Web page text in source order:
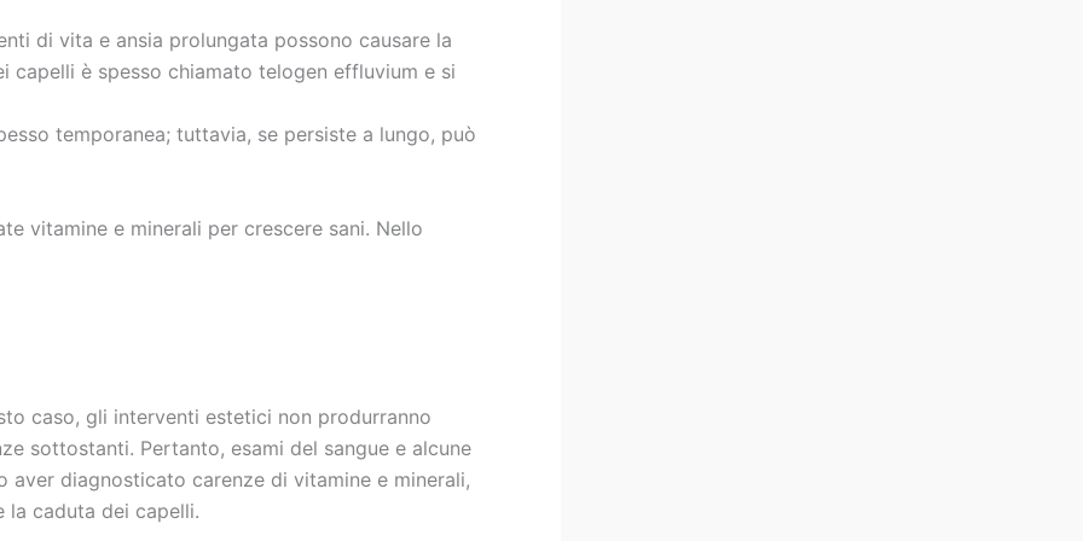
di vita e ansia prolungata possono causare la
è spesso chiamato telogen effluvium e si
temporanea; tuttavia, se persiste a lungo, può
vitamine e minerali per crescere sani. Nello
caso, gli interventi estetici non produrranno
sottostanti. Pertanto, esami del sangue e alcune
aver diagnosticato carenze di vitamine e minerali,
la caduta dei capelli.